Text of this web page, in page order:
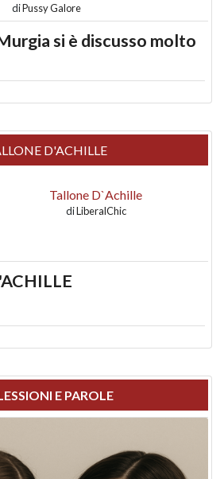
diPussy Galore
si è discusso molto
D'ACHILLE
Tallone D`Achille
diLiberalChic
E PAROLE